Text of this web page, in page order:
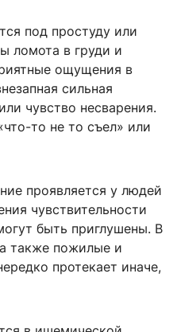
под простуду или
ломота в груди и
ощущения в
сильная
чувство несварения.
то не то съел» или
проявляется у людей
чувствительности
быть приглушены. В
также пожилые и
протекает иначе,